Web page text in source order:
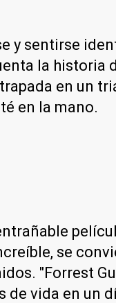
y sentirse
la historia
en un
en la mano.
se
"Forrest
de vida en un